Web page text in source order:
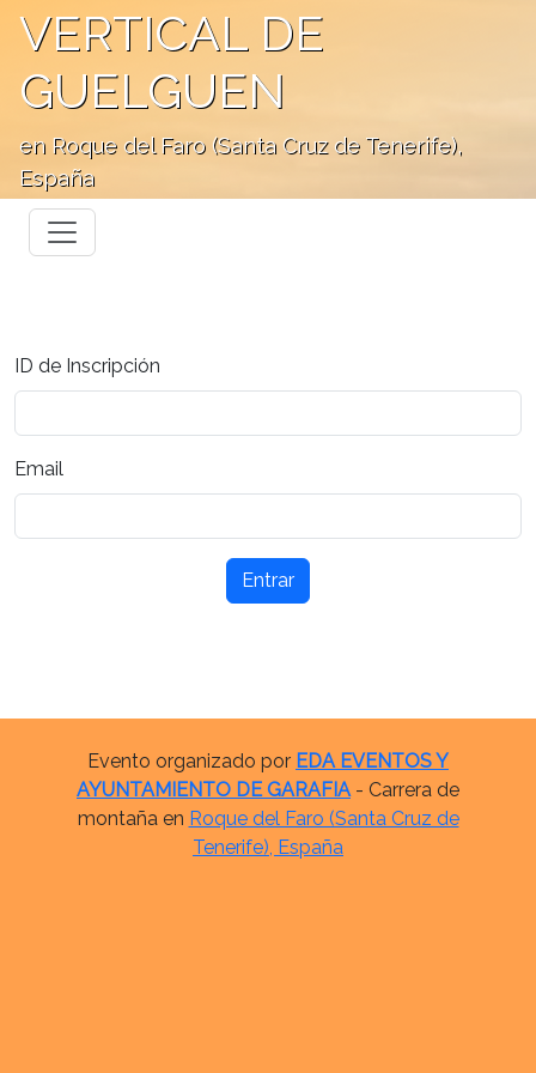
VERTICAL DE
GUELGUEN
en Roque del Faro (Santa Cruz de Tenerife),
España
ID de Inscripción
Email
Entrar
Evento organizado por EDA EVENTOS Y
AYUNTAMIENTO DE GARAFIA- Carrera de
montaña en Roque del Faro (Santa Cruz de
Tenerife), España